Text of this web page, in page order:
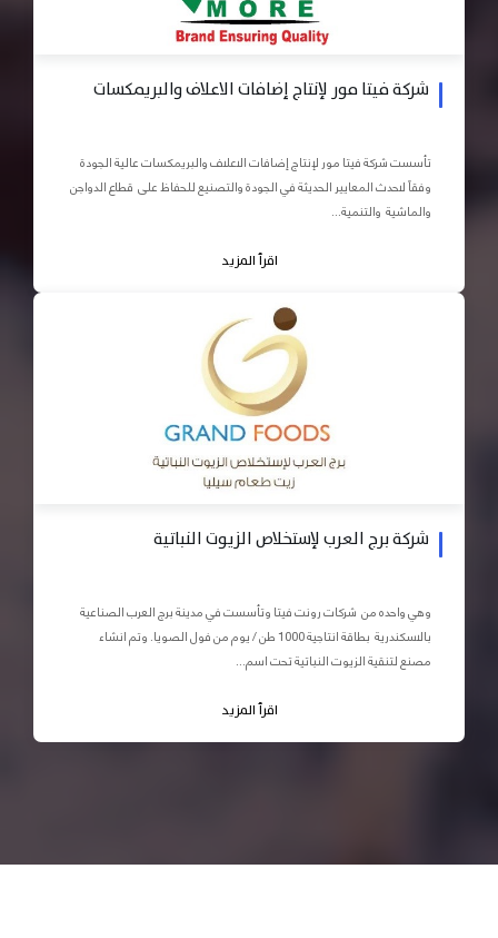
شركة فيتا مور لإنتاج إضافات الاعلاف والبريمكسات
تأسست شركة فيتا مور لإنتاج إضافات الاعلاف والبريمكسات عالية الجودة
وفقاً لاحدث المعايير الحديثة في الجودة والتصنيع للحفاظ على قطاع الدواجن
والماشية والتنمية...
اقرأ المزيد
شركة برج العرب لإستخلاص الزيوت النباتية
وهي واحده من شركات رونت فيتا وتأسست في مدينة برج العرب الصناعية
بالاسكندرية بطاقة انتاجية 1000 طن / يوم من فول الصويا. وتم انشاء
مصنع لتنقية الزيوت النباتية تحت اسم...
اقرأ المزيد